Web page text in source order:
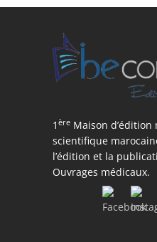
1 ère Maison d’édition
scientifique
l’édition et la
Ouvrages médicaux.